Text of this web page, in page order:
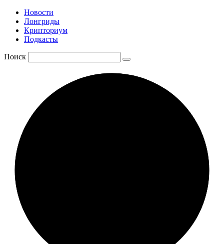
Новости
Лонгриды
Крипториум
Подкасты
Поиск